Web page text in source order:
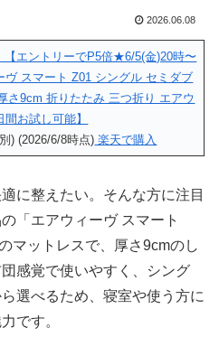
2026.06.08
【エントリーでP5倍★6/5(金)20時〜
ヴ スマート Z01 シングル セミダブ
さ9cm 折りたたみ 三つ折り エアウ
お試し可能】
) (2026/6/8時点) 楽天で購入
に整えたい。そんな方に注目
「エアウィーヴ スマート
マットレスで、厚さ9cmのし
感覚で使いやすく、シング
選べるため、寝室や使う方に
です。